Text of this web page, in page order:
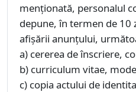
menționată, personalul
depune, în termen de 10
afişării anunţului,
a) cererea de înscriere,
b) curriculum vitae,
c) copia actului de